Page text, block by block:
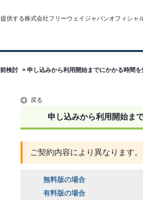
検討 > 申し込みから利用開始までにかかる時間を
戻る
申し込みから利用開始ま
ご契約内容により異なります
無料版の場合
有料版の場合